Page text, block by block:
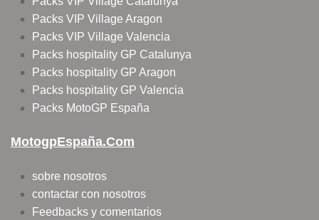
Packs VIP Village Aragon
Packs VIP Village Valencia
Packs hospitality GP Catalunya
Packs hospitality GP Aragon
Packs hospitality GP Valencia
Packs MotoGP España
MotogpEspaña.com
sobre nosotros
contactar con nosotros
Feedbacks y comentarios